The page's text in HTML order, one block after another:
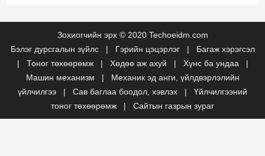
Зохиогчийн эрх © 2020 Techoeidm.com
Бэлэг дурсгалын зүйлс
| Гэрийн цэцэрлэг | Багаж хэрэгсэл
| Тоног төхөөрөмж | Хөдөө аж ахуй | Хүнс ба ундаа
|
Машин механизм
| Механик эд анги, үйлдвэрлэлийн
үйлчилгээ
| Сав баглаа боодол, хэвлэх | Үйлчилгээний
тоног төхөөрөмж
| Сайтын газрын зураг